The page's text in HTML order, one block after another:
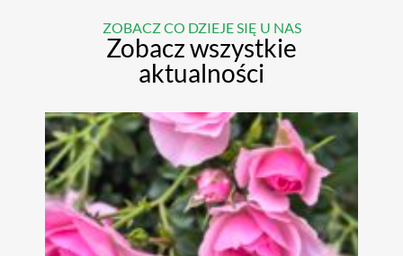
ZOBACZ CO DZIEJE SIĘ U NAS
Zobacz wszystkie
aktualności